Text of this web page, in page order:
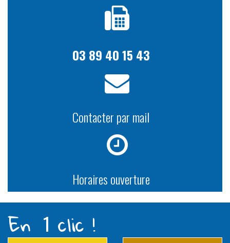
03 89 40 15 43
Contacter par mail
Horaires ouverture
En 1 clic !